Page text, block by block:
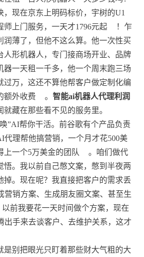
，现在京东上明码标价，宇树的U1
师上门服务，一天才1796元起
！乍
润薄了，但他不这么算。他一次性买
人形机器人，专门接商场开业、品牌
器一天租一千多，他一个周末跑三场
过万，这还不算他帮客户做定制化编
额外收费
。 智能ai机器人代理利润
就藏在那些看不见的服务里。
”AI帮你干活。前谷歌有个产品负责
代理帮他搞营销，一个月才花500美
上一个5万美金的团队
。咱们做代
悟。我以前自己憋文案，憋到半夜两
掉。现在呢？我直接把客户的需求丢
营销方案、生成朋友圈文案、甚至生
以前我要花一天时间做个方案，现在
出手来去谈客户、去维护关系，这才
是别把眼光只盯着那些财大气粗的大